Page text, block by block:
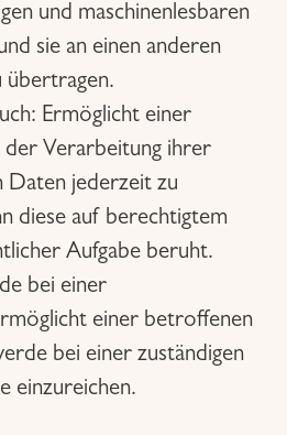
und maschinenlesbaren
sie an einen anderen
übertragen.
Ermöglicht einer
Verarbeitung ihrer
Daten jederzeit zu
diese auf berechtigtem
Aufgabe beruht.
bei einer
einer betroffenen
bei einer zuständigen
einzureichen.